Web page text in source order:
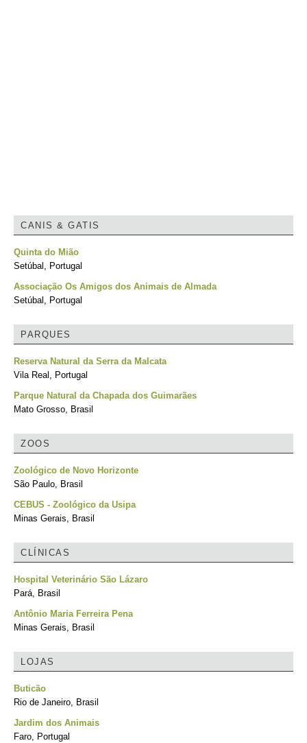
CANIS & GATIS
Quinta do Mião
Setúbal, Portugal
Associação Os Amigos dos Animais de Almada
Setúbal, Portugal
PARQUES
Reserva Natural da Serra da Malcata
Vila Real, Portugal
Parque Natural da Chapada dos Guimarães
Mato Grosso, Brasil
ZOOS
Zoológico de Novo Horizonte
São Paulo, Brasil
CEBUS - Zoológico da Usipa
Minas Gerais, Brasil
CLÍNICAS
Hospital Veterinário São Lázaro
Pará, Brasil
Antônio Maria Ferreira Pena
Minas Gerais, Brasil
LOJAS
Buticão
Rio de Janeiro, Brasil
Jardim dos Animais
Faro, Portugal